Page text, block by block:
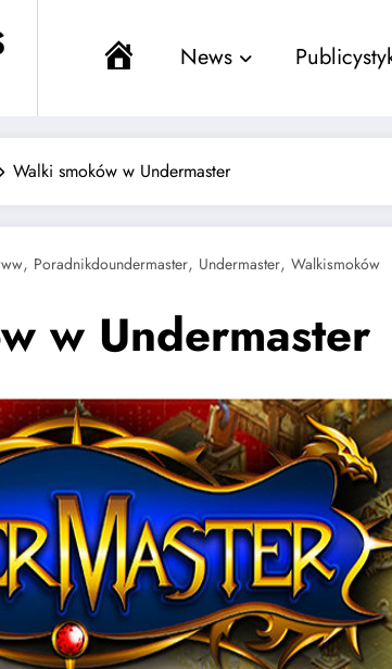
MenuNews
Walki smoków w Undermaster
, Poradnikdoundermaster, Undermaster, Walkismoków
w Undermaster